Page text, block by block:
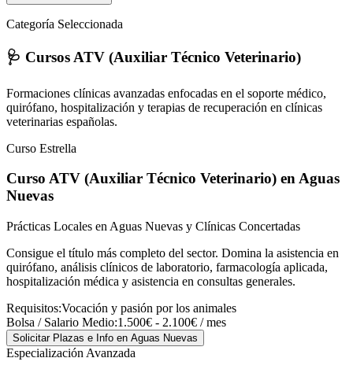
Categoría Seleccionada
🩺 Cursos ATV (Auxiliar Técnico Veterinario)
Formaciones clínicas avanzadas enfocadas en el soporte médico,
quirófano, hospitalización y terapias de recuperación en clínicas
veterinarias españolas.
Curso Estrella
Curso ATV (Auxiliar Técnico Veterinario) en Aguas
Nuevas
Prácticas Locales en Aguas Nuevas y Clínicas Concertadas
Consigue el título más completo del sector. Domina la asistencia en
quirófano, análisis clínicos de laboratorio, farmacología aplicada,
hospitalización médica y asistencia en consultas generales.
Requisitos:Vocación y pasión por los animales
Bolsa / Salario Medio:1.500€ - 2.100€ / mes
Solicitar Plazas e Info en Aguas Nuevas
Especialización Avanzada